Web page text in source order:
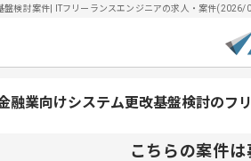
盤検討案件| ITフリーランスエンジニアの求人・案件
融業向けシステム更改基盤検討のフ
こちらの案件